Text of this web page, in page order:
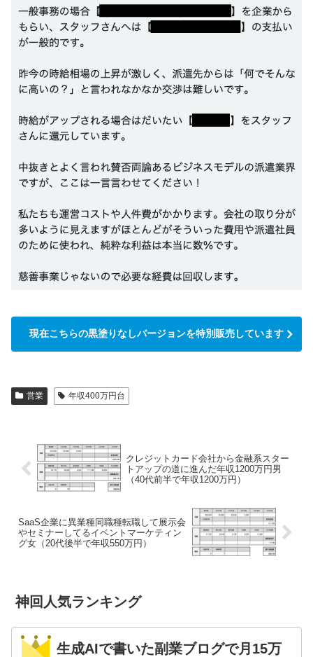
現在こちらの黒塗りなしバージョンを特別販売しています
営業 年収400万円台
クレジットカード会社から金融系スター
トアップの道に進んだ年収1200万円男
（40代前半で年収1200万円）
SaaS企業に異業種同職種転職して展示会
やセミナーしてるイベントマーケティン
グ女（20代後半で年収550万円）
神回人気ランキング
生成AIで書いた副業ブログで月15万